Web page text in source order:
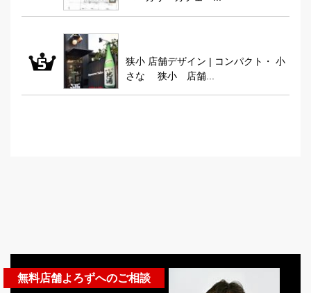
狭小 店舗デザイン | コンパクト・ 小
さな 狭小 店舗...
無料店舗よろずへのご相談